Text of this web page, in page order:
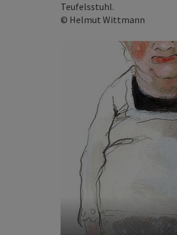
Teufelsstuhl.
© Helmut Wittmann